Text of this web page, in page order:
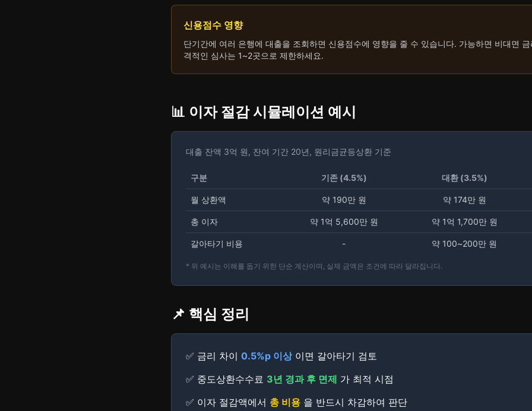
신용점수 영향
단기간에 여러 은행에 대출을 조회하면 신용점수에 영향을 줄 수 있습니다. 가능하면 비대면
격적인 심사는 1~2곳으로 제한하세요.
📊 이자 절감 시뮬레이션 예시
대출 잔액 3억 원, 잔여 기간 20년, 원리금균등상환 기준
구분 기존 (4.5%) 대환 (3.5%)
월 상환액 약 190만 원 약 174만 원
총 이자 약 1억 5,600만 원 약 1억 1,700만 원
갈아타기 비용 - 약 100~200만 원
* 위 예시는 이해를 돕기 위한 단순 계산이며, 실제 금액은 조건에 따라 달라집니다.
📌 핵심 정리
✅ 금리 차이 0.5%p 이상이면 갈아타기 검토
✅ 중도상환수수료 3년 경과 후 면제 가 최적 시점
✅ 이자 절감액에서 총 비용 을 반드시 차감하여 판단